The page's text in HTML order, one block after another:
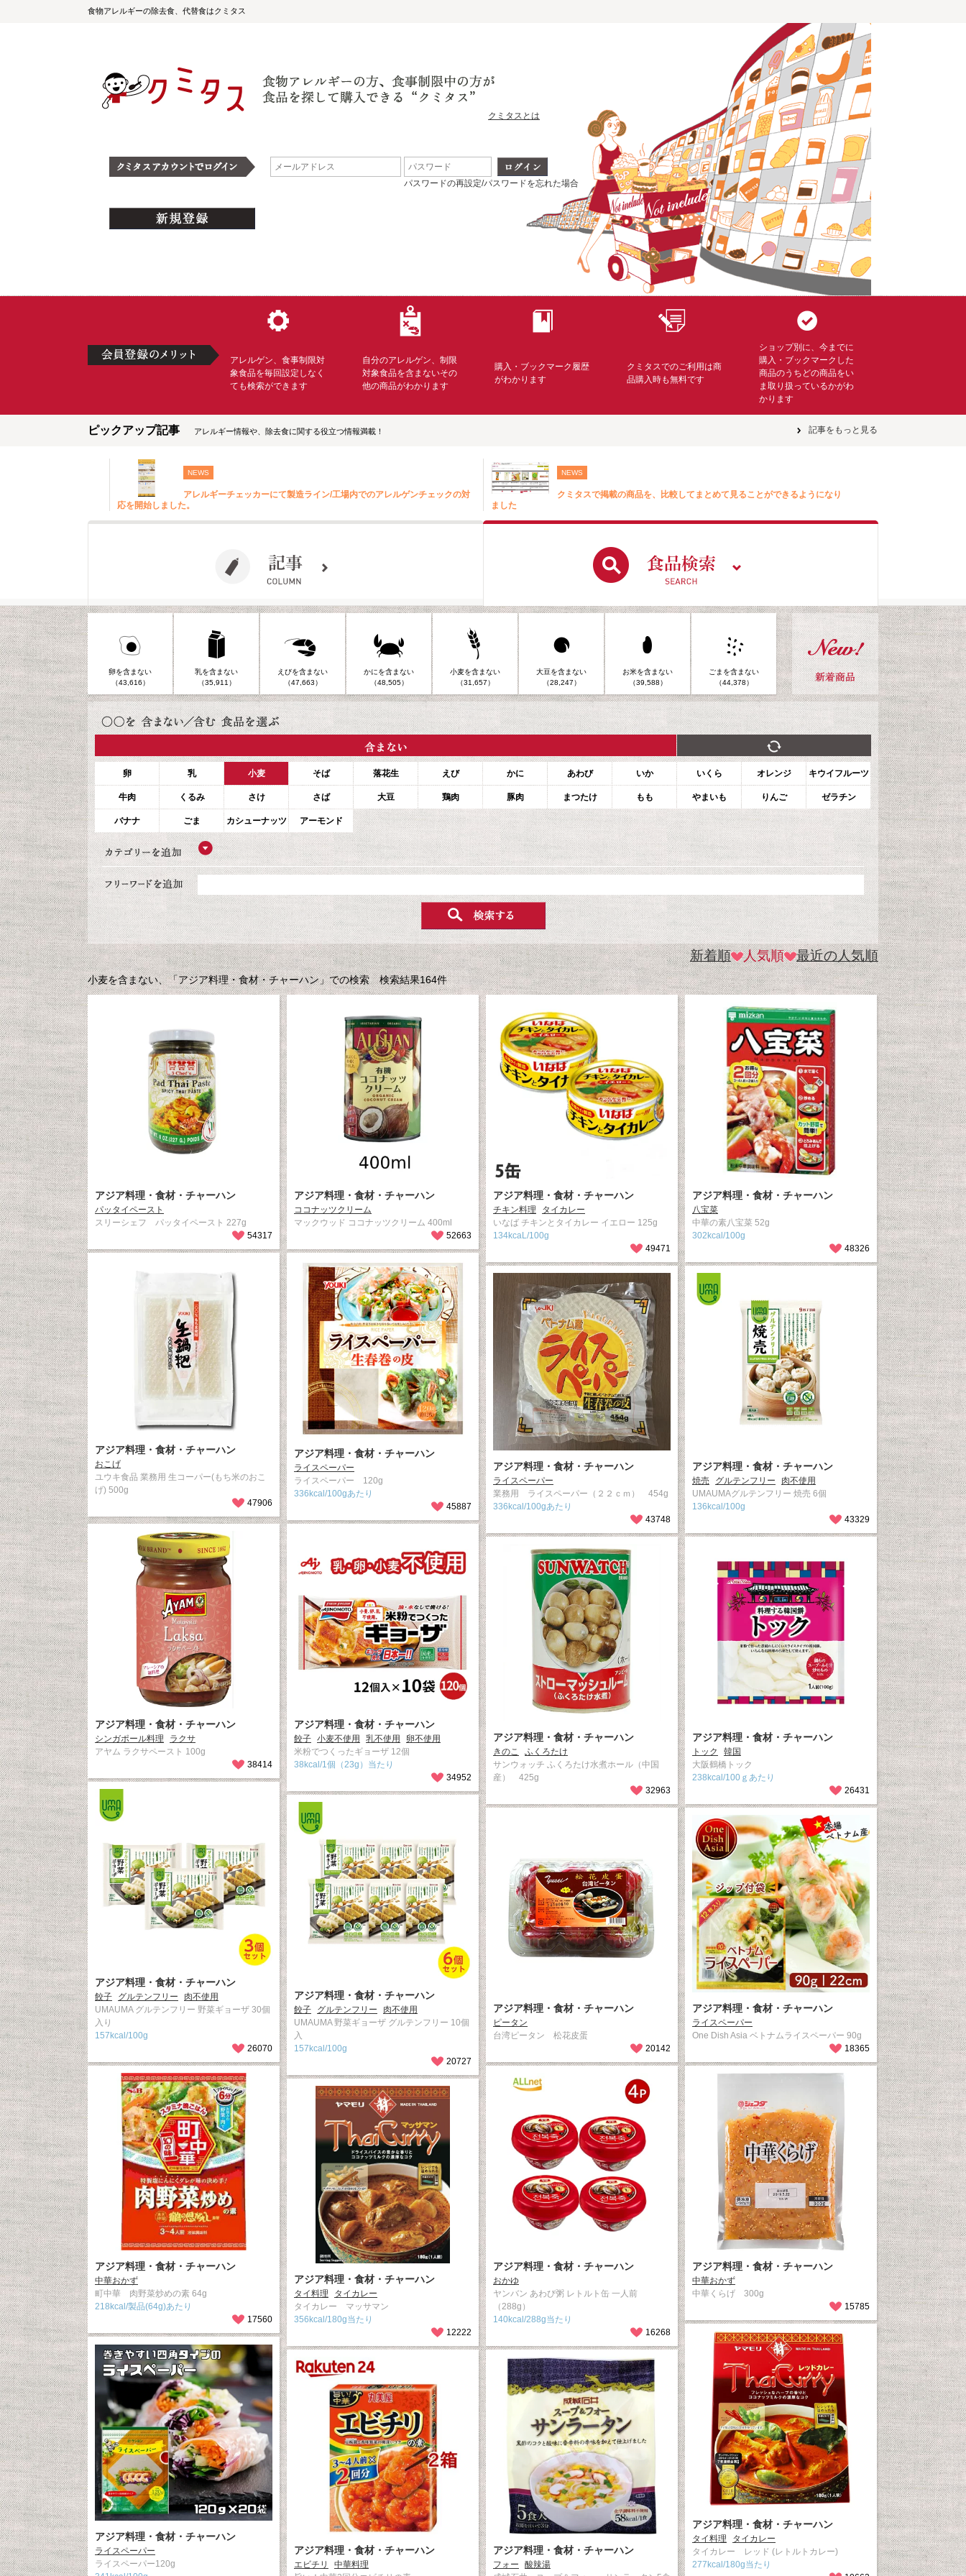
食物アレルギーの除去食、代替食はクミタス
クミタスとは
パスワードの再設定/パスワードを忘れた場合
アレルゲン、食事制限対
象食品を毎回設定しなく
ても検索ができます
自分のアレルゲン、制限
対象食品を含まないその
他の商品がわかります
購入・ブックマーク履歴
がわかります
クミタスでのご利用は商
品購入時も無料です
ショップ別に、今までに
購入・ブックマークした
商品のうちどの商品をい
ま取り扱っているかがわ
かります
ピックアップ記事 アレルギー情報や、除去食に関する役立つ情報満載！ 記事をもっと見る
NEWS
アレルギーチェッカーにて製造ライン/工場内でのアレルゲンチェックの対
応を開始しました。
NEWS
クミタスで掲載の商品を、比較してまとめて見ることができるようになり
ました
卵を含まない
（43,616）
乳を含まない
（35,911）
えびを含まない
（47,663）
かにを含まない
（48,505）
小麦を含まない
（31,657）
大豆を含まない
（28,247）
お米を含まない
（39,588）
ごまを含まない
（44,378）
卵 乳 小麦 そば 落花生 えび かに あわび いか いくら オレンジ キウイフルーツ
牛肉 くるみ さけ さば 大豆 鶏肉 豚肉 まつたけ もも やまいも りんご ゼラチン
バナナ ごま カシューナッツ アーモンド
新着順 人気順 最近の人気順
小麦を含まない、「アジア料理・食材・チャーハン」での検索 検索結果164件
アジア料理・食材・チャーハン
パッタイペースト
スリーシェフ パッタイペースト 227g
54317
アジア料理・食材・チャーハン
ココナッツクリーム
マックウッド ココナッツクリーム 400ml
52663
アジア料理・食材・チャーハン
チキン料理
タイカレー
いなば チキンとタイカレー イエロー 125g
134kcaL/100g
49471
アジア料理・食材・チャーハン
八宝菜
中華の素八宝菜 52g
302kcal/100g
48326
アジア料理・食材・チャーハン
おこげ
ユウキ食品 業務用 生コーパー(もち米のおこ
げ) 500g
47906
アジア料理・食材・チャーハン
ライスペーパー
ライスペーパー 120g
336kcal/100gあたり
45887
アジア料理・食材・チャーハン
ライスペーパー
業務用 ライスペーパー（２２ｃｍ） 454g
336kcal/100gあたり
43748
アジア料理・食材・チャーハン
焼売 グルテンフリー
肉不使用
UMAUMAグルテンフリー 焼売 6個
136kcal/100g
43329
アジア料理・食材・チャーハン
シンガポール料理
ラクサ
アヤム ラクサペースト 100g
38414
アジア料理・食材・チャーハン
餃子 小麦不使用 乳不使用
卵不使用
米粉でつくったギョーザ 12個
38kcal/1個（23g）当たり
34952
アジア料理・食材・チャーハン
きのこ
ふくろたけ
サンウォッチ ふくろたけ水煮ホール（中国
産） 425g
32963
アジア料理・食材・チャーハン
トック
韓国
大阪鶴橋トック
238kcal/100ｇあたり
26431
アジア料理・食材・チャーハン
餃子 グルテンフリー
肉不使用
UMAUMA グルテンフリー 野菜ギョーザ 30個
入り
157kcal/100g
26070
アジア料理・食材・チャーハン
餃子 グルテンフリー
肉不使用
UMAUMA 野菜ギョーザ グルテンフリー 10個
入
157kcal/100g
20727
アジア料理・食材・チャーハン
ピータン
台湾ピータン 松花皮蛋
20142
アジア料理・食材・チャーハン
ライスペーパー
One Dish Asia ベトナムライスペーパー 90g
18365
アジア料理・食材・チャーハン
中華おかず
町中華 肉野菜炒めの素 64g
218kcal/製品(64g)あたり
17560
アジア料理・食材・チャーハン
おかゆ
ヤンバン あわび粥 レトルト缶 一人前
（288g）
140kcal/288g当たり
16268
アジア料理・食材・チャーハン
中華おかず
中華くらげ 300g
15785
アジア料理・食材・チャーハン
タイ料理
タイカレー
タイカレー マッサマン
356kcal/180g当たり
12222
アジア料理・食材・チャーハン
タイ料理
タイカレー
タイカレー レッド (レトルトカレー)
277kcal/180g当たり
アジア料理・食材・チャーハン
ライスペーパー
ライスペーパー120g
アジア料理・食材・チャーハン
エビチリ
中華料理
アジア料理・食材・チャーハン
フォー
酸辣湯